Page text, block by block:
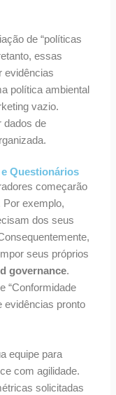
de “políticas
essas
evidências
política ambiental
vazio.
dados de
Questionários
começarão
Por exemplo,
dos seus
seus próprios
governance.
“Conformidade
evidências pronto
equipe para
com agilidade.
solicitadas